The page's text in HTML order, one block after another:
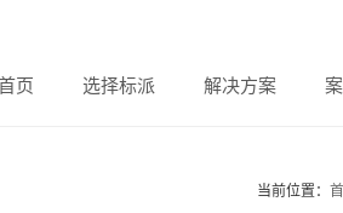
页 选择标派 解决方案
当前位置：